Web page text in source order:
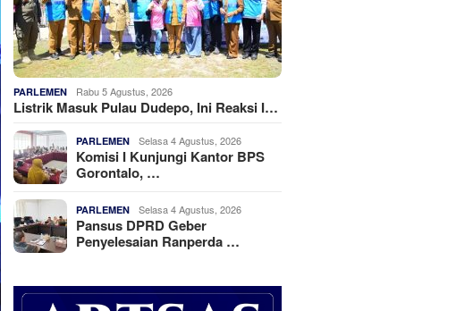
PARLEMEN Rabu 5 Agustus, 2026
Listrik Masuk Pulau Dudepo, Ini Reaksi I…
PARLEMEN Selasa 4 Agustus, 2026
Komisi I Kunjungi Kantor BPS
Gorontalo, …
PARLEMEN Selasa 4 Agustus, 2026
Pansus DPRD Geber
Penyelesaian Ranperda …